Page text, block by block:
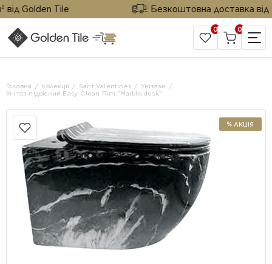
Golden Tile Безкоштовна доставка від
САЙТ КОМПАНІЇ
0 0
Головна Колекції Sant Valentines
Унітази
Унітаз підвісний Easy-Clean Rim "Marble dusk"